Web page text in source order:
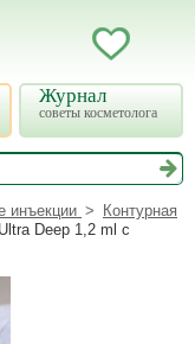
Журнал
советы косметолога
инъекции
Контурная
Deep 1,2 ml с